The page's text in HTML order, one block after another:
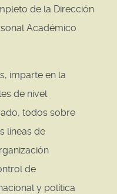
de la Dirección
Académico
imparte en la
de nivel
todos sobre
líneas de
de
y política